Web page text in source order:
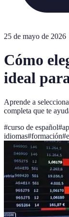
25 de mayo de 2026
Cómo
ideal
Aprende a
completa que te
#curso de español#
idiomas#formación#